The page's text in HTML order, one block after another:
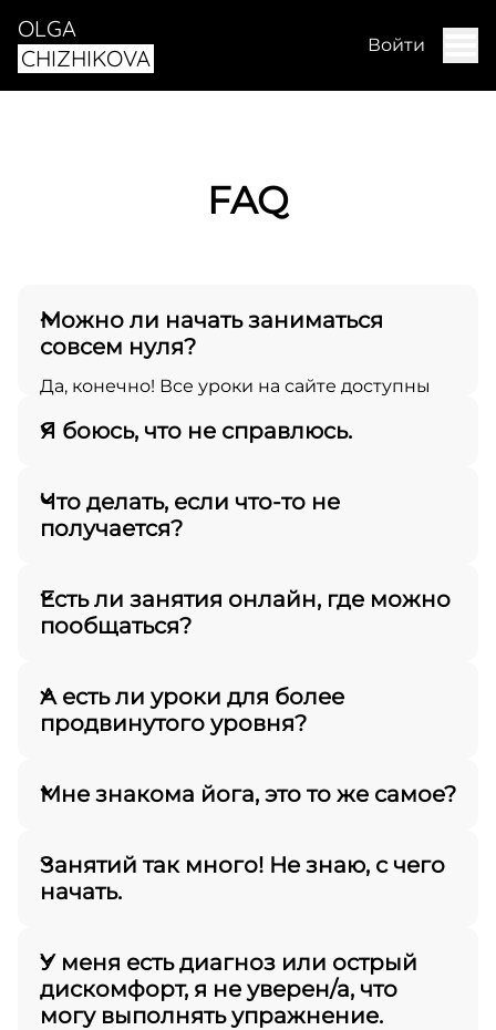
OLGA
CHIZHIKOVA
Войти
Подписка
Программы
События
Расписание
FAQ
Можно ли начать заниматься
совсем нуля?
Да, конечно! Все уроки на сайте доступны
переживаете, с чего начать - выбирайте
и классы покороче. Ориентируйтесь на
ощущения: избегайте острой боли, явных
изменений в цвете лица (интенсивное
сильно сбитого дыхания.
Я боюсь, что не справлюсь.
Что делать, если что-то не
получается?
Есть ли занятия онлайн, где можно
пообщаться?
А есть ли уроки для более
продвинутого уровня?
Мне знакома йога, это то же самое?
Занятий так много! Не знаю, с чего
начать.
У меня есть диагноз или острый
дискомфорт, я не уверен/а, что
могу выполнять упражнение.